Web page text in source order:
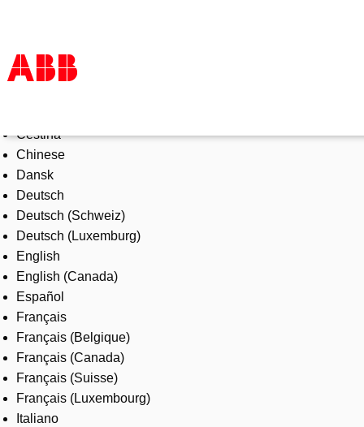
Products & Solutions
Industries
Services
About us
Where to buy
Contact us
Careers
Čeština
Chinese
Dansk
Deutsch
Deutsch (Schweiz)
Deutsch (Luxemburg)
English
English (Canada)
Español
Français
Français (Belgique)
Français (Canada)
Français (Suisse)
Français (Luxembourg)
Italiano